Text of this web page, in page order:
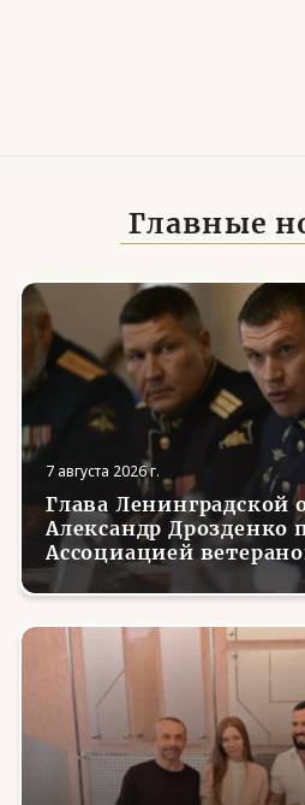
Главные
7 августа 2026 г.
Глава Ленинградской
Александр Дрозденко
Ассоциацией